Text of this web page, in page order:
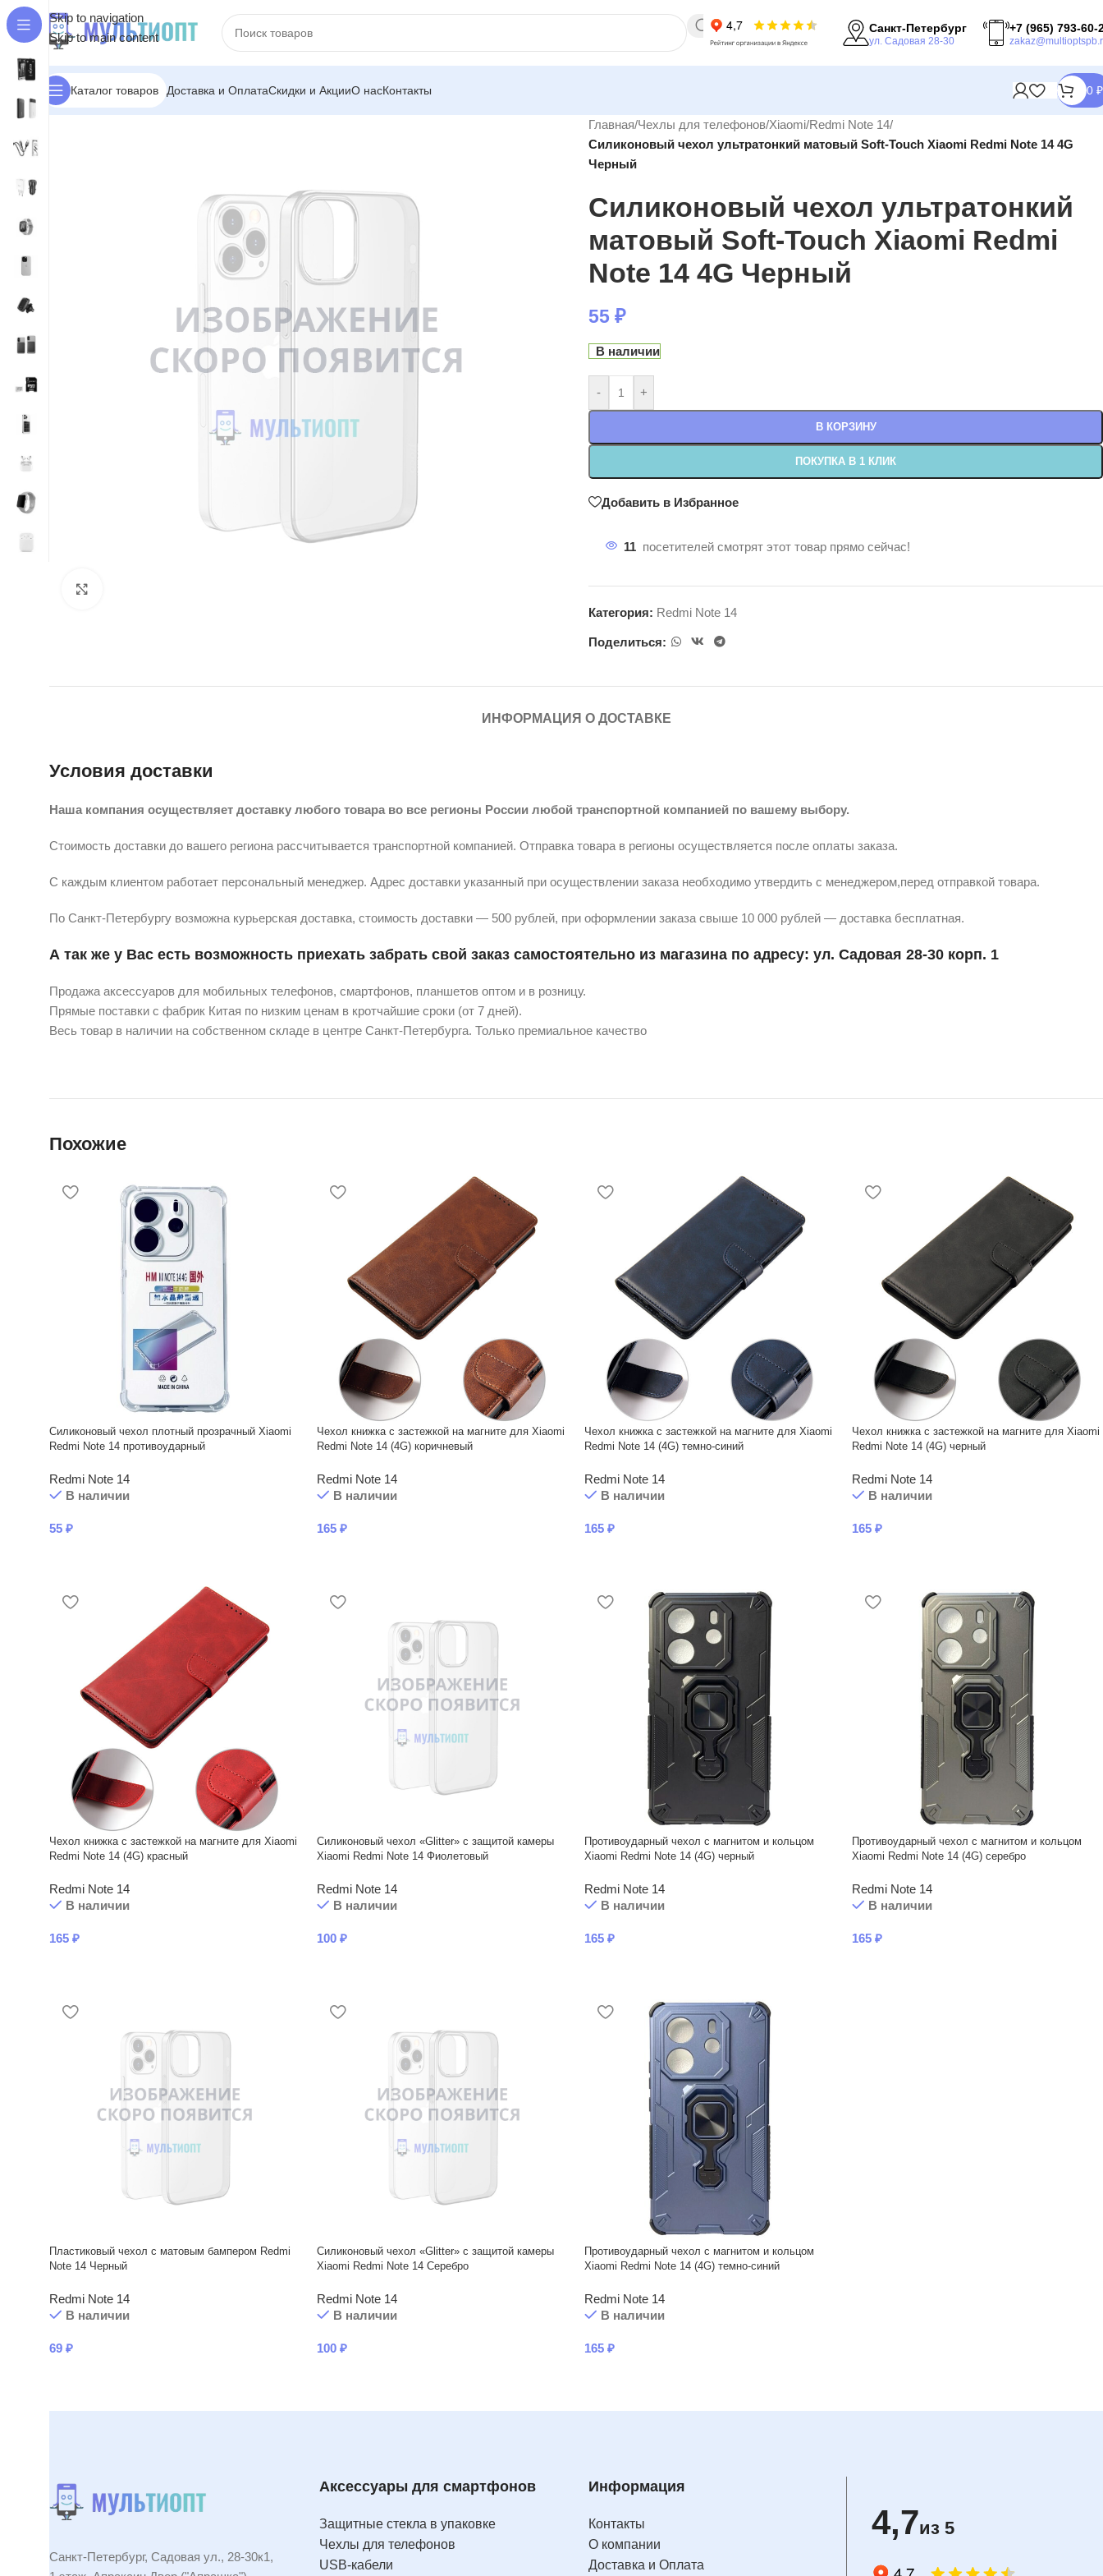
Skip to navigation
Skip to main content
Санкт-Петербург
ул. Садовая 28-30
+7 (965) 793-60-
Каталог товаров Доставка и ОплатаСкидки и АкцииО насКонтакты 0 ₽
Главная/Чехлы для телефонов/Xiaomi/Redmi Note 14/
Силиконовый чехол ультратонкий матовый Soft-Touch Xiaomi Redmi Note 14 4G
Черный
Силиконовый чехол ультратонкий
матовый Soft-Touch Xiaomi Redmi
Note 14 4G Черный
55 ₽
В наличии
- +
В КОРЗИНУ
ПОКУПКА В 1 КЛИК
Добавить в Избранное
11 посетителей смотрят этот товар прямо сейчас!
Категория: Redmi Note 14
Поделиться:
ИНФОРМАЦИЯ О ДОСТАВКЕ
Условия доставки
Наша компания осуществляет доставку любого товара во все регионы России любой транспортной компанией по вашему выбору.
Стоимость доставки до вашего региона рассчитывается транспортной компанией. Отправка товара в регионы осуществляется после оплаты заказа.
С каждым клиентом работает персональный менеджер. Адрес доставки указанный при осуществлении заказа необходимо утвердить с менеджером,перед отправкой товара.
По Санкт-Петербургу возможна курьерская доставка, стоимость доставки — 500 рублей, при оформлении заказа свыше 10 000 рублей — доставка бесплатная.
А так же у Вас есть возможность приехать забрать свой заказ самостоятельно из магазина по адресу: ул. Садовая 28-30 корп. 1
Продажа аксессуаров для мобильных телефонов, смартфонов, планшетов оптом и в розницу.
Прямые поставки с фабрик Китая по низким ценам в кротчайшие сроки (от 7 дней).
Весь товар в наличии на собственном складе в центре Санкт-Петербурга. Только премиальное качество
Похожие
Силиконовый чехол плотный прозрачный Xiaomi
Redmi Note 14 противоударный
Redmi Note 14
В наличии
55 ₽
Чехол книжка с застежкой на магните для Xiaomi
Redmi Note 14 (4G) коричневый
Redmi Note 14
В наличии
165 ₽
Чехол книжка с застежкой на магните для Xiaomi
Redmi Note 14 (4G) темно-синий
Redmi Note 14
В наличии
165 ₽
Чехол книжка с застежкой на магните для Xiaomi
Redmi Note 14 (4G) черный
Redmi Note 14
В наличии
165 ₽
Чехол книжка с застежкой на магните для Xiaomi
Redmi Note 14 (4G) красный
Redmi Note 14
В наличии
165 ₽
Силиконовый чехол «Glitter» с защитой камеры
Xiaomi Redmi Note 14 Фиолетовый
Redmi Note 14
В наличии
100 ₽
Противоударный чехол с магнитом и кольцом
Xiaomi Redmi Note 14 (4G) черный
Redmi Note 14
В наличии
165 ₽
Противоударный чехол с магнитом и кольцом
Xiaomi Redmi Note 14 (4G) серебро
Redmi Note 14
В наличии
165 ₽
Пластиковый чехол с матовым бампером Redmi
Note 14 Черный
Redmi Note 14
В наличии
69 ₽
Силиконовый чехол «Glitter» с защитой камеры
Xiaomi Redmi Note 14 Серебро
Redmi Note 14
В наличии
100 ₽
Противоударный чехол с магнитом и кольцом
Xiaomi Redmi Note 14 (4G) темно-синий
Redmi Note 14
В наличии
165 ₽
Санкт-Петербург, Садовая ул., 28-30к1,
Аксессуары для смартфонов
Защитные стекла в упаковке
Чехлы для телефонов
USB-кабели
Информация
Контакты
О компании
Доставка и Оплата
4,7из 5